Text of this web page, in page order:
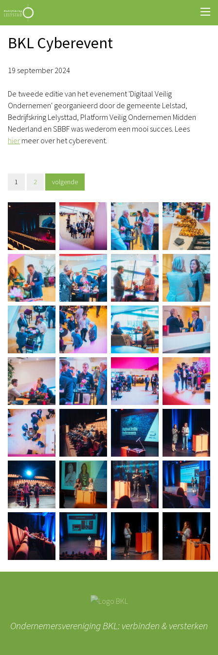
BKL Cyberevent
19 september 2024
De tweede editie van het evenement 'Digitaal Veilig
Ondernemen' georganieerd door de gemeente Lelstad,
Bedrijfskring Lelysttad, Platform Veilig Ondernemen Midden
Nederland en SBBF was wederom een mooi succes. Lees
hier meer over het cyberevent.
1 2 volgende
Ondernemersvereniging BKL: verbinden & versterken